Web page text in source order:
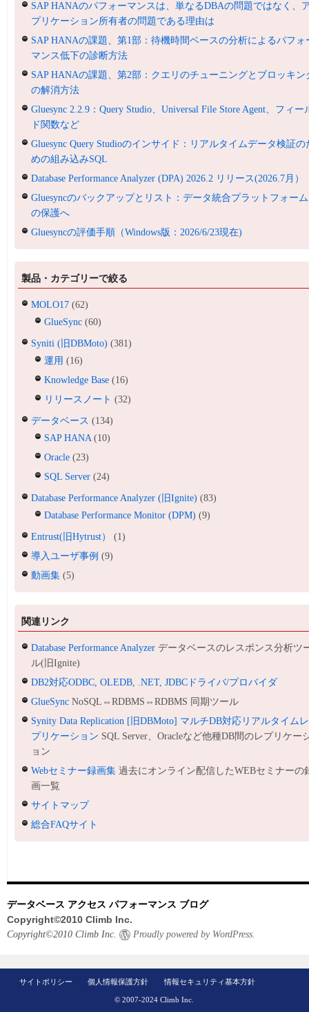
SAP HANAのパフォーマンスは、単なるDBAの問題ではなく、
プリケーション所有者の問題である理由は
SAP HANAの課題、第1部：待機時間ベースの分析によるパフォ
マンス低下の診断方法
SAP HANAの課題、第2部：クエリのチューニングとブロッキン
の解消方法
Gluesync 2.2.9：Query Studio、Universal File Store Agent、フィー
ド関数など
Gluesync Query Studioのインサイド：リアルタイムデータ検証の
めの組み込みSQL
Database Performance Analyzer (DPA) 2026.2 リリース(2026.7月）
Gluesyncのバックアップとリスト：データ統合プラットフォーム
の保護へ
Gluesyncの評価手順（Windows版：2026/6/23現在)
製品・カテゴリーで絞る
MOLO17 (62)
GlueSync (60)
Syniti (旧DBMoto) (381)
運用 (16)
Knowledge Base (16)
リリースノート (32)
データベース (134)
SAP HANA(10)
Oracle (23)
SQL Server (24)
Database Performance Analyzer (旧Ignite) (83)
Database Performance Monitor (DPM) (9)
Entrust(旧Hytrust）
(1)
導入ユーザ事例 (9)
動画集 (5)
関連リンク
Database Performance Analyzer データベースのレスポンス分析ツ
ル(旧Ignite)
DB2対応ODBC, OLEDB, .NET, JDBCドライバ/プロバイダ
GlueSync NoSQL⇔RDBMS⇔RDBMS 同期ツール
Synity Data Replication [旧DBMoto] マルチDB対応リアルタイムレ
プリケーション SQL Server、Oracleなど他種DB間のレプリケー
ョン
Webセミナー録画集 過去にオンライン配信したWEBセミナーの
画一覧
サイトマップ
総合FAQサイト
データベース アクセス パフォーマンス ブログ
Copyright©2010 Climb Inc.
Copyright©2010 Climb Inc. Proudly powered by WordPress.
サイトポリシー 個人情報保護方針 情報セキュリティ基本方針
© 2007-2024 Climb Inc.